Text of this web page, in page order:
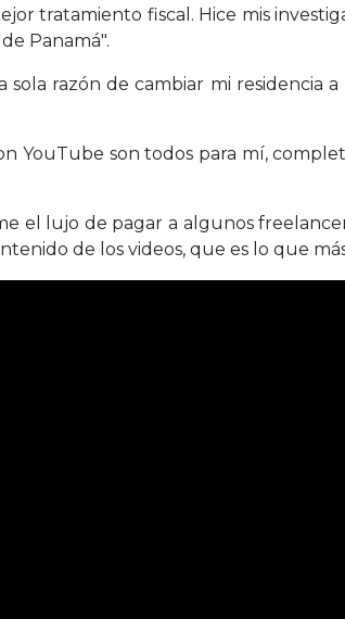
tratamiento fiscal. Hice mis
Panamá".
sola razón de cambiar mi residencia
YouTube son todos para mí,
el lujo de pagar a algunos
de los videos, que es lo que